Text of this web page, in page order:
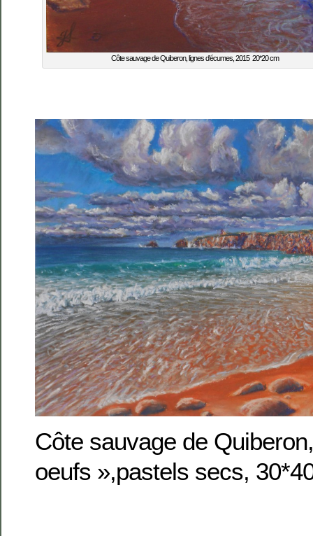
Côte sauvage de Quiberon, lignes d’écumes, 2015 20*20 cm
Côte sauvage de
oeufs »,pastels secs,